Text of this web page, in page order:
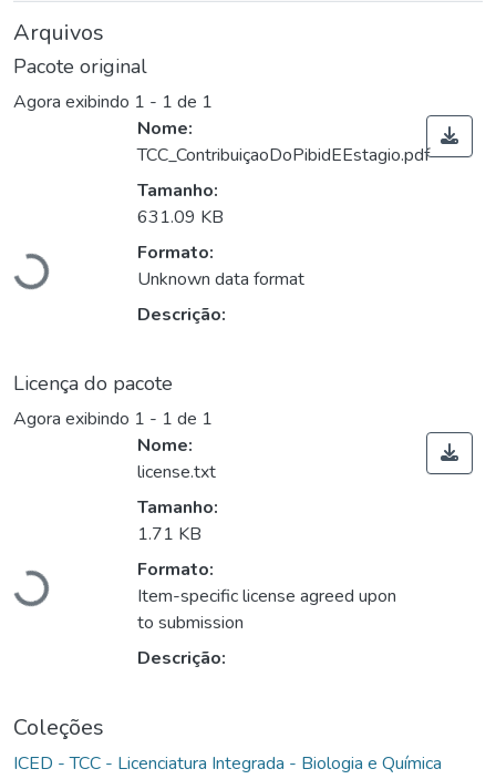
Arquivos
Pacote original
Agora exibindo 1 - 1 de 1
Carregando...
Nome:
TCC_ContribuiçaoDoPibidEEstagio.pdf
Tamanho:
631.09 KB
Formato:
Unknown data format
Descrição:
Licença do pacote
Agora exibindo 1 - 1 de 1
Carregando...
Nome:
license.txt
Tamanho:
1.71 KB
Formato:
Item-specific license agreed upon
to submission
Descrição:
Coleções
ICED - TCC - Licenciatura Integrada - Biologia e Química